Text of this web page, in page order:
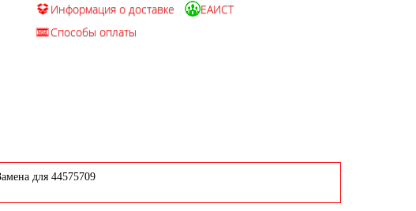
Информация о доставке
ЕАИСТ
Способы оплаты
для 44575709